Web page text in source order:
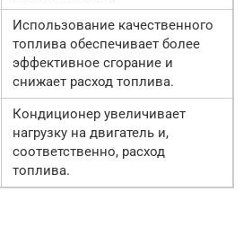
Использование качественного
топлива обеспечивает более
эффективное сгорание и
снижает расход топлива.
Кондиционер увеличивает
нагрузку на двигатель и,
соответственно, расход
топлива.